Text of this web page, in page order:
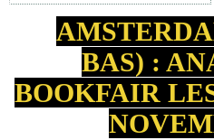
BAS) :
BOOKFAIR